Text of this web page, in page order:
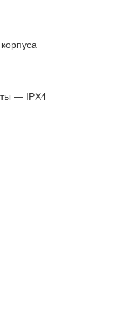
— IPX4